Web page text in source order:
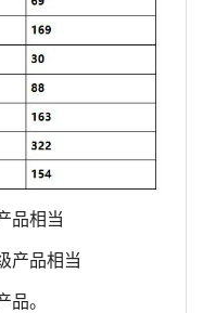
品相当
产品相当
品。